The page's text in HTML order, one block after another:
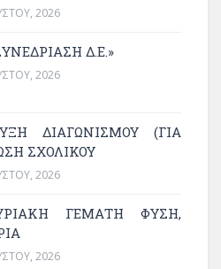
2026
Δ.Ε.»
2026
ΔΙΑΓΩΝΙΣΜΟΥ (ΓΙΑ
ΣΧΟΛΙΚΟΎ
2026
ΓΕΜΆΤΗ ΦΎΣΗ,
2026